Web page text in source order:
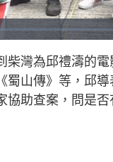
灣為邱禮濤的
山傳》等，邱
助查案，問是